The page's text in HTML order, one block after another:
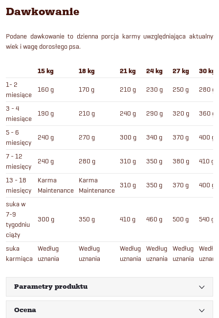
Dawkowanie
Podane dawkowanie to dzienna porcja karmy uwzględniająca aktualny
wiek i wagę dorosłego psa.
15 kg 18 kg 21 kg 24 kg 27 kg 30 kg
1- 2
miesiące
160 g 170 g 210 g 230 g 250 g 280 g
3 - 4
miesiące
190 g 210 g 240 g 290 g 320 g 360 g
5 - 6
miesięcy
240 g 270 g 300 g 340 g 370 g 400 g
7 - 12
miesięcy
240 g 280 g 310 g 350 g 380 g 410 g
13 - 18
miesięcy
Karma
Maintenance
Karma
Maintenance
310 g 350 g 370 g 400 g
suka w
7-9
tygodniu
ciąży
300 g 350 g 410 g 460 g 500 g 540 g
suka
karmiąca
Według
uznania
Według
uznania
Według
uznania
Według
uznania
Według
uznania
Parametry produktu
Ocena